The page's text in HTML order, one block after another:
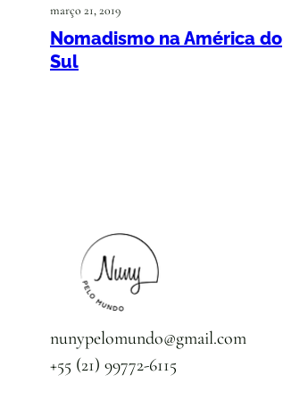
março 21, 2019
Nomadismo na América do
Sul
nunypelomundo@gmail.com
+55 (21) 99772-6115